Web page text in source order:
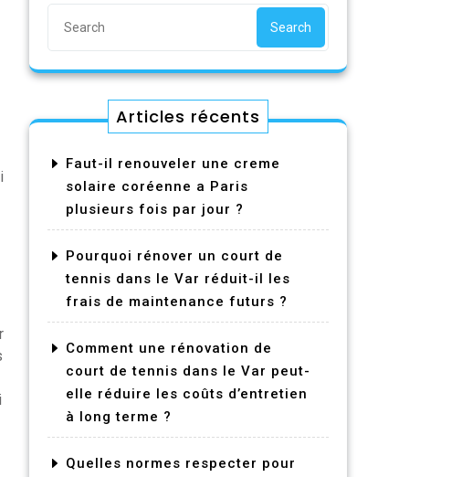
Search
Articles récents
Faut-il renouveler une creme
solaire coréenne a Paris
plusieurs fois par jour ?
Pourquoi rénover un court de
tennis dans le Var réduit-il les
frais de maintenance futurs ?
Comment une rénovation de
court de tennis dans le Var peut-
elle réduire les coûts d’entretien
à long terme ?
Quelles normes respecter pour